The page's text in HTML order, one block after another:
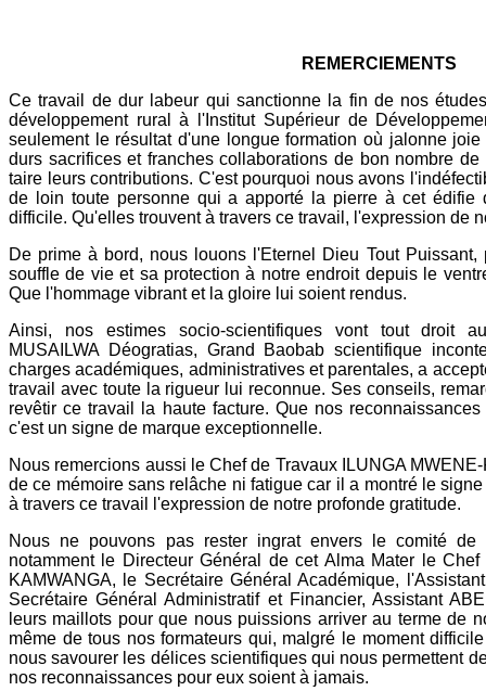
REMERCIEMENTS
Ce travail de dur labeur qui sanctionne la fin de nos
développement rural à l'Institut Supérieur de
seulement le résultat d'une longue formation où jalonne
durs sacrifices et franches collaborations de bon nombre
taire leurs contributions. C'est pourquoi nous avons
de loin toute personne qui a apporté la pierre à cet édifie
difficile. Qu'elles trouvent à travers ce travail, l'expression de
De prime à bord, nous louons l'Eternel Dieu Tout
souffle de vie et sa protection à notre endroit depuis le
Que l'hommage vibrant et la gloire lui soient rendus.
Ainsi, nos estimes socio-scientifiques vont tout droit
MUSAILWA Déogratias, Grand Baobab scientifique
charges académiques, administratives et parentales, a
travail avec toute la rigueur lui reconnue. Ses conseils,
revêtir ce travail la haute facture. Que nos
c'est un signe de marque exceptionnelle.
Nous remercions aussi le Chef de Travaux ILUNGA
de ce mémoire sans relâche ni fatigue car il a montré le
à travers ce travail l'expression de notre profonde gratitude.
Nous ne pouvons pas rester ingrat envers le comité de
notamment le Directeur Général de cet Alma Mater le
KAMWANGA, le Secrétaire Général Académique,
Secrétaire Général Administratif et Financier, Assistant
leurs maillots pour que nous puissions arriver au terme de
même de tous nos formateurs qui, malgré le moment
nous savourer les délices scientifiques qui nous permettent
nos reconnaissances pour eux soient à jamais.